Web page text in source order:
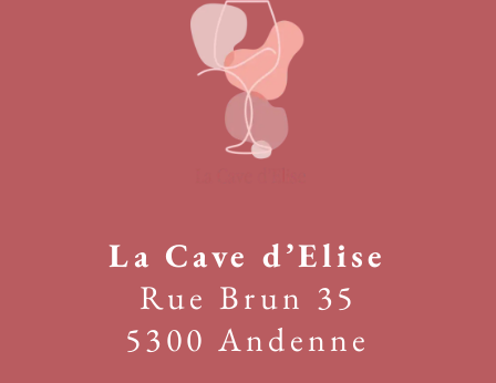
La Cave d’Elise
Rue Brun 35
5300 Andenne